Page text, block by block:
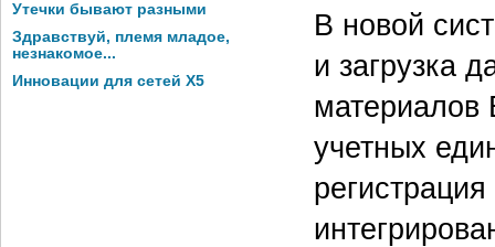
Утечки бывают разными
Здравствуй, племя младое,
незнакомое...
Инновации для сетей X5
В новой
и загрузка
материалов
учетных